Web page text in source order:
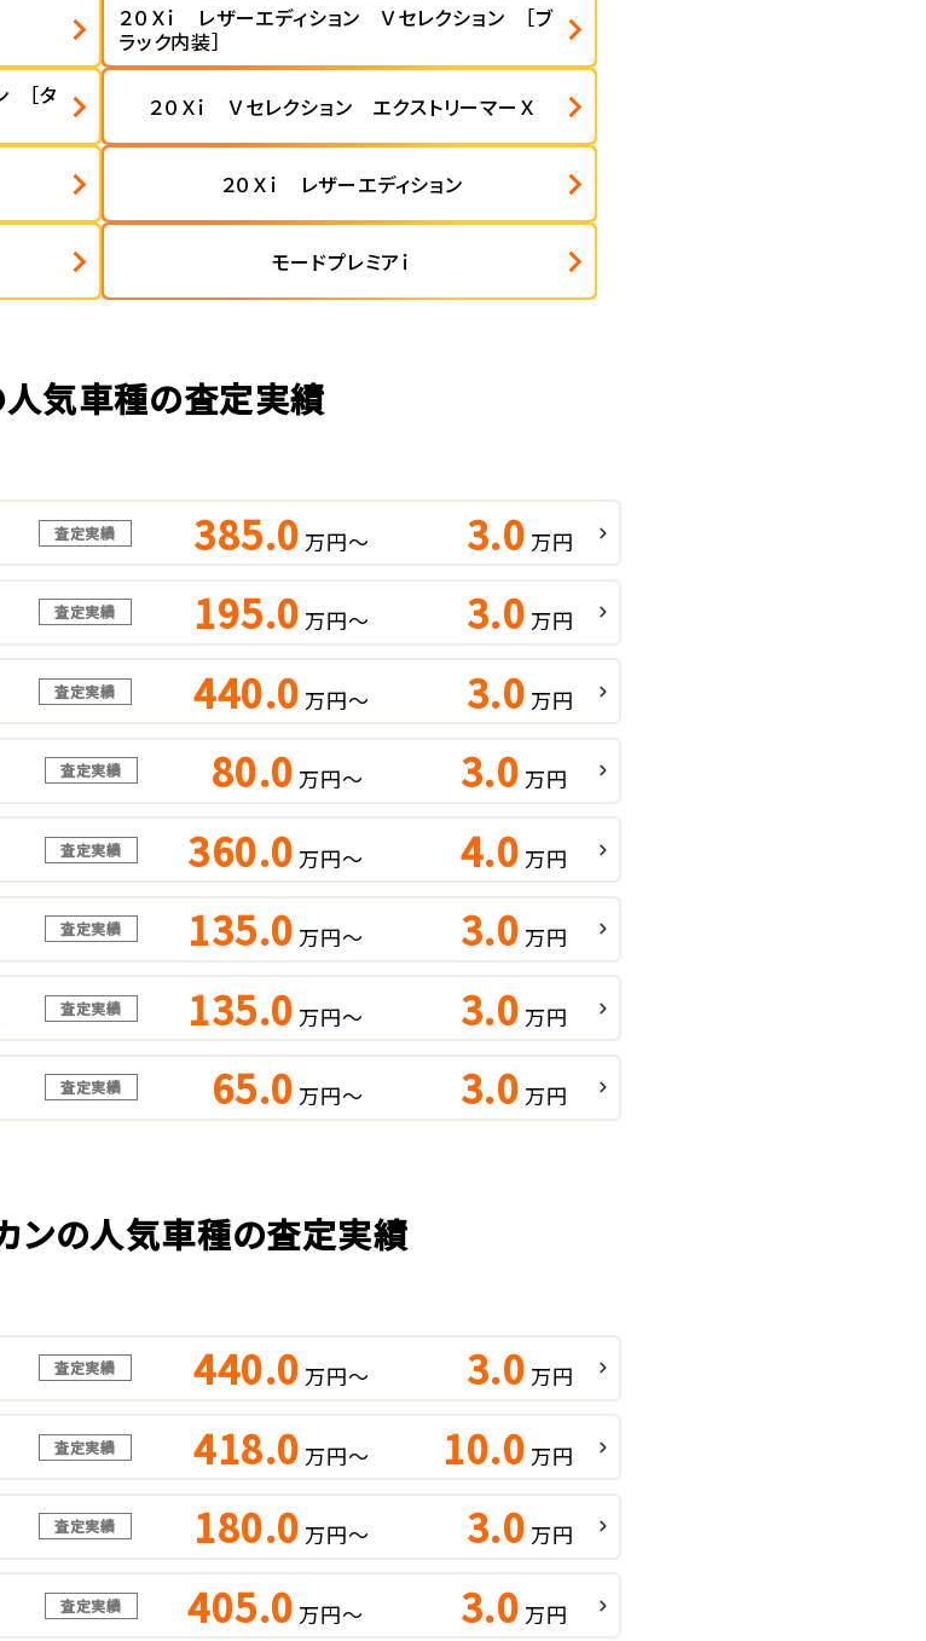
２０Ｘｉ レザーエディション Ｖセレクション ［ブ
ラック内装］
［タ
２０Ｘｉ Ｖセレクション エクストリーマーＸ
２０Ｘｉ レザーエディション
モードプレミアｉ
人気車種の査定実績
査定実績 385.0 万円～ 3.0 万円
査定実績 195.0 万円～ 3.0 万円
査定実績 440.0 万円～ 3.0 万円
査定実績 80.0 万円～ 3.0 万円
査定実績 360.0 万円～ 4.0 万円
査定実績 135.0 万円～ 3.0 万円
査定実績 135.0 万円～ 3.0 万円
査定実績 65.0 万円～ 3.0 万円
カンの人気車種の査定実績
査定実績 440.0 万円～ 3.0 万円
査定実績 418.0 万円～ 10.0 万円
査定実績 180.0 万円～ 3.0 万円
査定実績 405.0 万円～ 3.0 万円